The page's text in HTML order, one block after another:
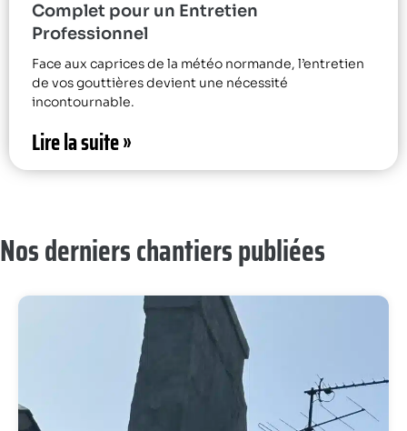
Complet pour un Entretien
Professionnel
Face aux caprices de la météo normande, l’entretien
de vos gouttières devient une nécessité
incontournable.
Lire la suite »
Nos derniers chantiers publiées